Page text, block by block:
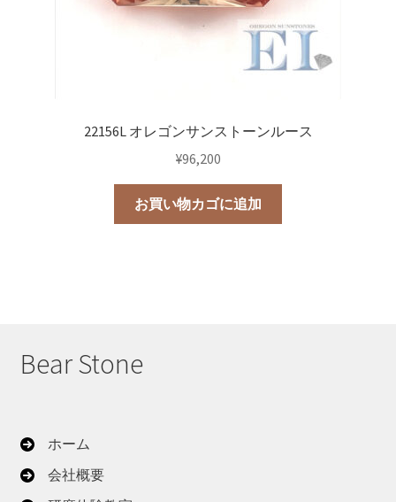
22156L オレゴンサンストーンルース
¥96,200
お買い物カゴに追加
Bear Stone
ホーム
会社概要